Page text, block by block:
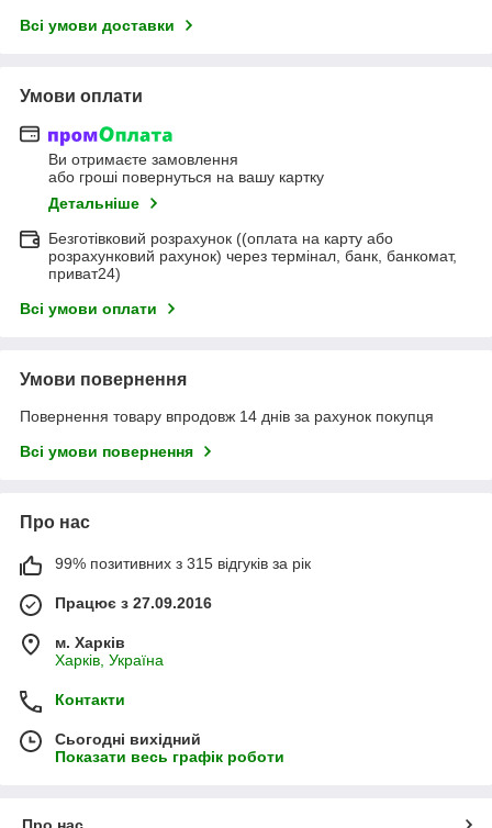
Всі умови доставки
Умови оплати
Ви отримаєте замовлення
або гроші повернуться на вашу картку
Детальніше
Безготівковий розрахунок ((оплата на карту або
розрахунковий рахунок) через термінал, банк, банкомат,
приват24)
Всі умови оплати
Умови повернення
Повернення товару впродовж 14 днів за рахунок покупця
Всі умови повернення
Про нас
99% позитивних з 315 відгуків за рік
Працює з 27.09.2016
м. Харків
Харків, Україна
Контакти
Сьогодні вихідний
Показати весь графік роботи